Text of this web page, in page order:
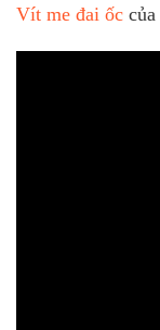
Vít me đai ốc của